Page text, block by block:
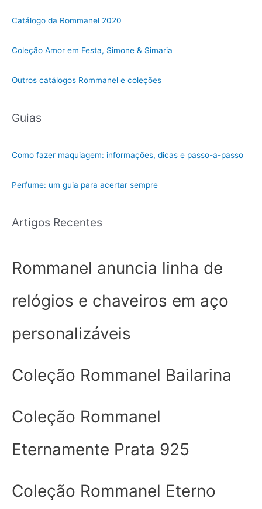
Catálogo da Rommanel 2020
Coleção Amor em Festa, Simone & Simaria
Outros catálogos Rommanel e coleções
Guias
Como fazer maquiagem: informações, dicas e passo-a-passo
Perfume: um guia para acertar sempre
Artigos Recentes
Rommanel anuncia linha de
relógios e chaveiros em aço
personalizáveis
Coleção Rommanel Bailarina
Coleção Rommanel
Eternamente Prata 925
Coleção Rommanel Eterno